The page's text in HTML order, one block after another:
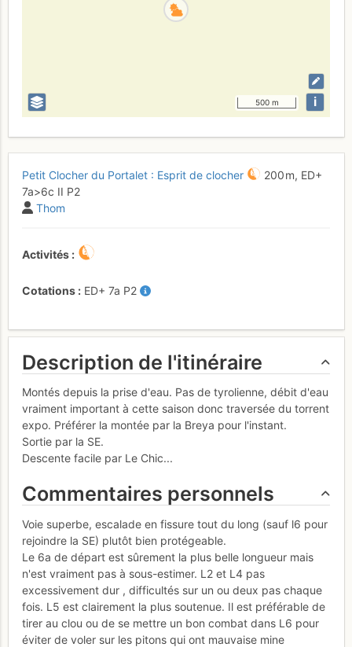
500 m i
Petit Clocher du Portalet : Esprit de clocher 200 m, ED+
7a>6c II P2
Thom
Activités
Cotations ED+ 7a P2
Description de l'itinéraire
Montés depuis la prise d'eau. Pas de tyrolienne, débit d'eau
vraiment important à cette saison donc traversée du torrent
expo. Préférer la montée par la Breya pour l'instant.
Sortie par la SE.
Descente facile par Le Chic...
Commentaires personnels
Voie superbe, escalade en fissure tout du long (sauf l6 pour
rejoindre la SE) plutôt bien protégeable.
Le 6a de départ est sûrement la plus belle longueur mais
n'est vraiment pas à sous-estimer. L2 et L4 pas
excessivement dur , difficultés sur un ou deux pas chaque
fois. L5 est clairement la plus soutenue. Il est préférable de
tirer au clou ou de se mettre un bon combat dans L6 pour
éviter de voler sur les pitons qui ont mauvaise mine